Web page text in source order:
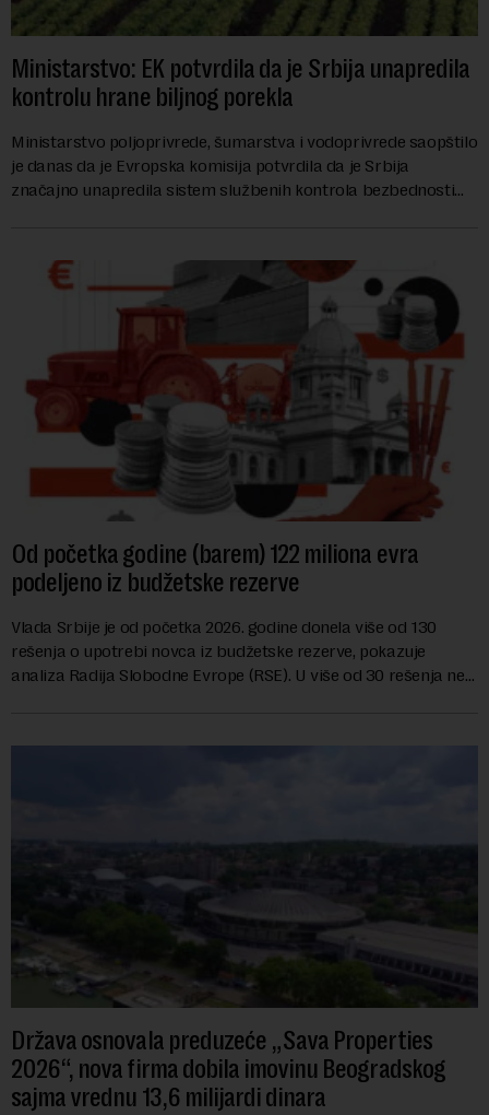
Ministarstvo: EK potvrdila da je Srbija unapredila
kontrolu hrane biljnog porekla
Ministarstvo poljoprivrede, šumarstva i vodoprivrede saopštilo
je danas da je Evropska komisija potvrdila da je Srbija
značajno unapredila sistem službenih kontrola bezbednosti
Od početka godine (barem) 122 miliona evra
podeljeno iz budžetske rezerve
Vlada Srbije je od početka 2026. godine donela više od 130
rešenja o upotrebi novca iz budžetske rezerve, pokazuje
analiza Radija Slobodne Evrope (RSE). U više od 30 rešenja ne
Država osnovala preduzeće „Sava Properties
2026“, nova firma dobila imovinu Beogradskog
sajma vrednu 13,6 milijardi dinara